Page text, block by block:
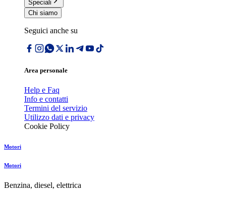
Speciali
Chi siamo
Seguici anche su
Area personale
Help e Faq
Info e contatti
Termini del servizio
Utilizzo dati e privacy
Cookie Policy
Motori
Motori
Benzina, diesel, elettrica